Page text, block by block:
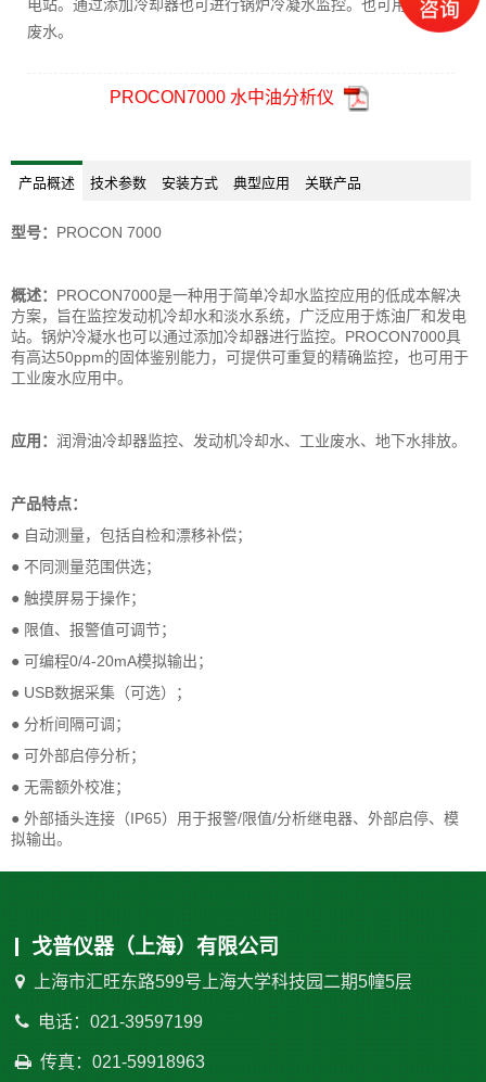
电站。通过添加冷却器也可进行锅炉冷凝水监控。也可用于工业
废水。
PROCON7000 水中油分析仪
产品概述 技术参数 安装方式 典型应用 关联产品
型号： PROCON 7000
概述： PROCON7000是一种用于简单冷却水监控应用的低成本解决
方案，旨在监控发动机冷却水和淡水系统，广泛应用于炼油厂和发电
站。锅炉冷凝水也可以通过添加冷却器进行监控。PROCON7000具
有高达50ppm的固体鉴别能力，可提供可重复的精确监控，也可用于
工业废水应用中。
应用： 润滑油冷却器监控、发动机冷却水、工业废水、地下水排放。
产品特点：
● 自动测量，包括自检和漂移补偿；
● 不同测量范围供选；
● 触摸屏易于操作；
● 限值、报警值可调节；
● 可编程0/4-20mA模拟输出；
● USB数据采集（可选）；
● 分析间隔可调；
● 可外部启停分析；
● 无需额外校准；
● 外部插头连接（IP65）用于报警/限值/分析继电器、外部启停、模
拟输出。
戈普仪器（上海）有限公司
上海市汇旺东路599号上海大学科技园二期5幢5层
电话：021-39597199
传真：021-59918963